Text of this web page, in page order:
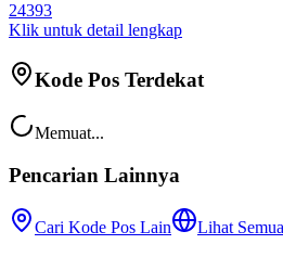
24393
Klik untuk detail lengkap
Kode Pos Terdekat
Memuat...
Pencarian Lainnya
Cari Kode Pos Lain Lihat